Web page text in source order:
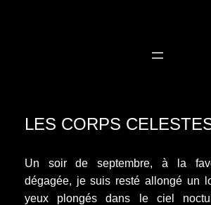
LES CORPS
Un soir de septembre, à la
dégagée, je suis resté allongé un
yeux plongés dans le ciel